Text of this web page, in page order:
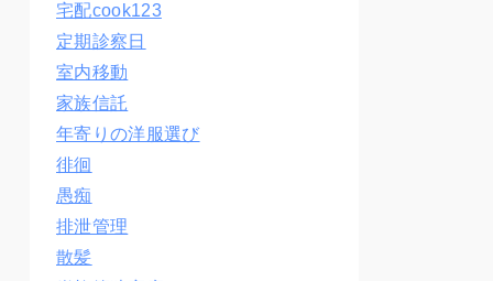
宅配cook123
定期診察日
室内移動
家族信託
年寄りの洋服選び
徘徊
愚痴
排泄管理
散髪